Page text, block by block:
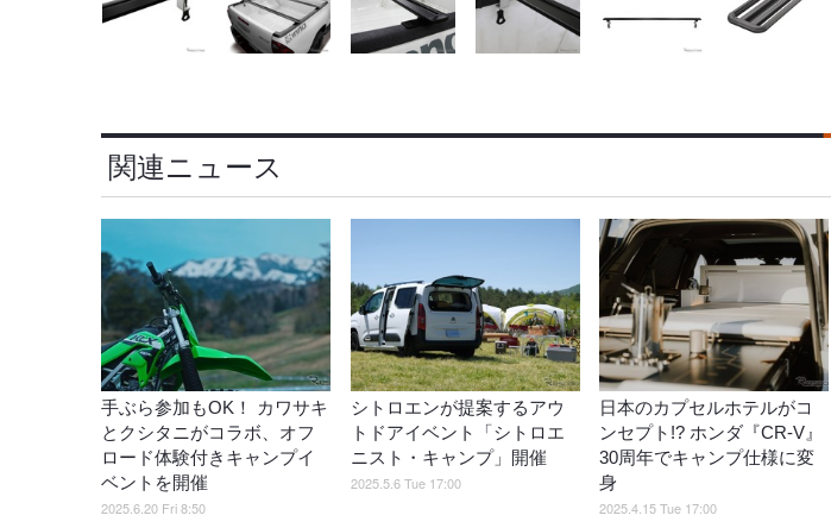
関連ニュース
手ぶら参加もOK！ カワサキ
とクシタニがコラボ、オフ
ロード体験付きキャンプイ
ベントを開催
2025.6.20 Fri 8:50
シトロエンが提案するアウ
トドアイベント「シトロエ
ニスト・キャンプ」開催
2025.5.6 Tue 17:00
日本のカプセルホテルがコ
ンセプト!? ホンダ『CR-V』
30周年でキャンプ仕様に変
身
2025.4.15 Tue 17:00